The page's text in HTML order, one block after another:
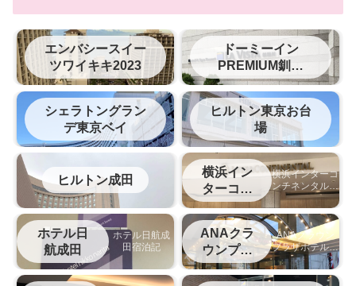
エンバシースイー
ツワイキキ2023
ドーミーイン
PREMIUM釧路
（旧ラビスタ釧路
川）
シェラトングラン
デ東京ベイ
ヒルトン東京お台
場
ヒルトン成田
横浜イン
ターコン
チネンタ
ル
横浜インターコ
ンチネンタルホ
テルの宿泊記
ホテル日
航成田
ホテル日航成
田宿泊記
ANAクラ
ウンプラ
ザ松山
ANAクラウン
プラザホテル松
山宿泊記